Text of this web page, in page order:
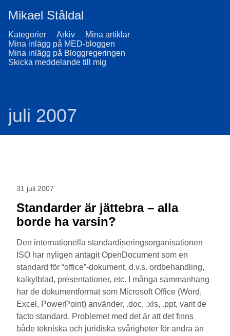
Mikael Ståldal
Kategorier Arkiv
Mina artiklar
Mina inlägg på MED-bloggen
Mina inlägg på Bloggregeringen
Skicka meddelande till mig
juli 2007
31 juli 2007
Standarder är jättebra – alla
borde ha varsin?
Den internationella standardiseringsorganisationen
ISO har nyligen antagit OpenDocument som en
standard för “office”-dokument, d.v.s. ordbehandling,
kalkylblad, presentationer, etc. I många sammanhang
har de dokumentformat som Microsoft Office (Word,
Excel, PowerPoint) använder, .doc, .xls, .ppt, varit de
facto standard. Problemet med det är att det finns
både tekniska och juridiska svårigheter för andra än